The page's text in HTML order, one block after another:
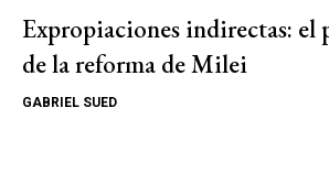
Expropiaciones indirectas:
de la reforma de Milei
GABRIEL SUED